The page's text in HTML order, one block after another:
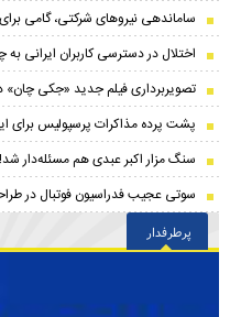
ساماندهی نیروهای شرکتی، گامی
اختلال در دسترسی کاربران ایرانی
تصویربرداری فیلم جدید «جکی چان»
پشت پرده مذاکرات پرسپولیس برای
سنگ مزار اکبر عبدی هم مسئله‌دار شد!
سوتی عجیب فدراسیون فوتبال در
پرطرفدار